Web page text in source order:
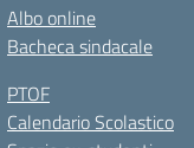
Albo online
Bacheca sindacale
PTOF
Calendario Scolastico